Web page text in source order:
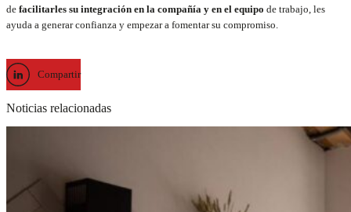
de facilitarles su integración en la compañía y en el equipo de trabajo, les
ayuda a generar confianza y empezar a fomentar su compromiso.
Compartir
Noticias relacionadas